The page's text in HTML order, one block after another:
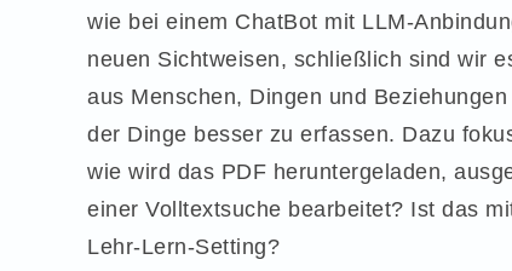
wie bei einem ChatBot mit LLM-
neuen Sichtweisen, schließlich sind wir
aus Menschen, Dingen und
der Dinge besser zu erfassen. Dazu
wie wird das PDF heruntergeladen,
einer Volltextsuche bearbeitet? Ist das
Lehr-Lern-Setting?